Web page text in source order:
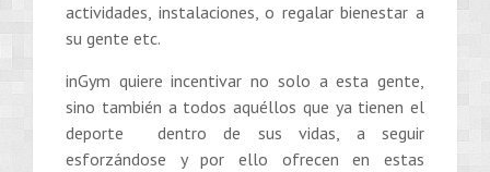
actividades, instalaciones, o regalar bienestar a
su gente etc.
inGym quiere incentivar no solo a esta gente,
sino también a todos aquéllos que ya tienen el
deporte dentro de sus vidas, a seguir
esforzándose y por ello ofrecen en estas